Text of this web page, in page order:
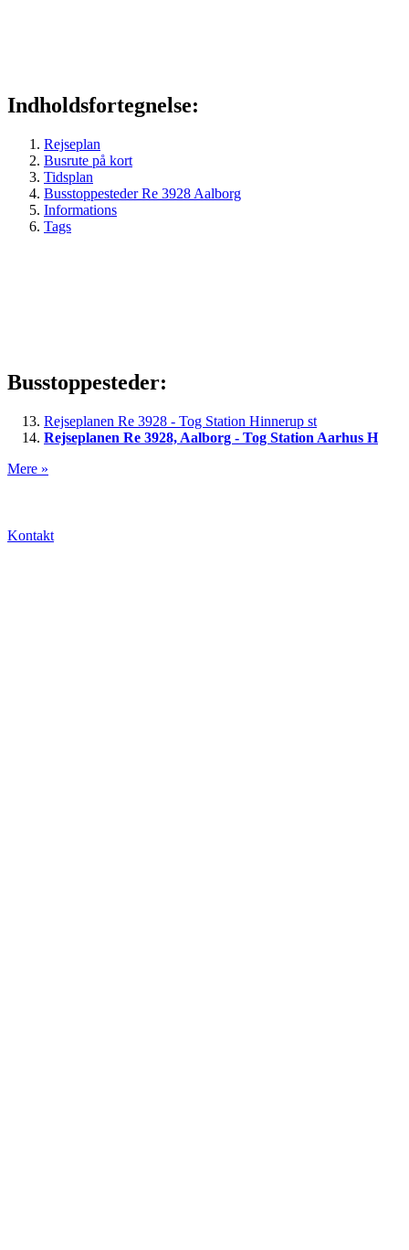
Indholdsfortegnelse:
Rejseplan
Busrute på kort
Tidsplan
Busstoppesteder Re 3928 Aalborg
Informations
Tags
Busstoppesteder:
Rejseplanen Re 3928 - Tog Station Hinnerup st
Rejseplanen Re 3928, Aalborg - Tog Station Aarhus H
Mere »
Kontakt